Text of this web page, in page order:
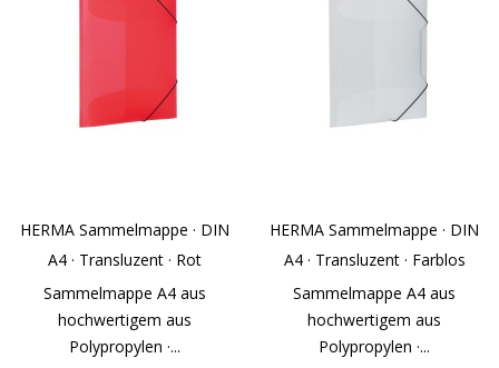
HERMA Sammelmappe · DIN
A4 · Transluzent · Rot
Sammelmappe A4 aus
hochwertigem aus
Polypropylen ·...
HERMA Sammelmappe · DIN
A4 · Transluzent · Farblos
Sammelmappe A4 aus
hochwertigem aus
Polypropylen ·...